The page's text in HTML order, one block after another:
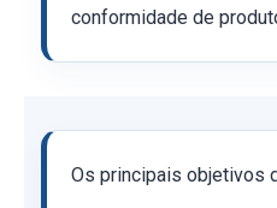
conformidade de
Os principais objetivos